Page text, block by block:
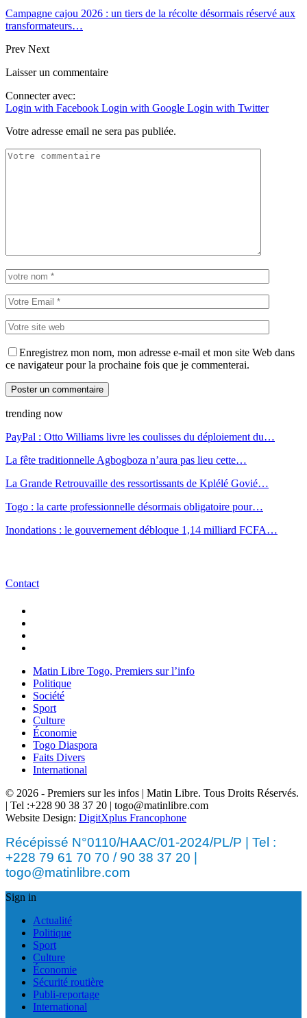
Campagne cajou 2026 : un tiers de la récolte désormais réservé aux
transformateurs…
Prev Next
Laisser un commentaire
Connecter avec:
Login with Facebook Login with Google Login with Twitter
Votre adresse email ne sera pas publiée.
Enregistrez mon nom, mon adresse e-mail et mon site Web dans
ce navigateur pour la prochaine fois que je commenterai.
trending now
PayPal : Otto Williams livre les coulisses du déploiement du…
La fête traditionnelle Agbogboza n’aura pas lieu cette…
La Grande Retrouvaille des ressortissants de Kplélé Govié…
Togo : la carte professionnelle désormais obligatoire pour…
Inondations : le gouvernement débloque 1,14 milliard FCFA…
Contact
Matin Libre Togo, Premiers sur l’info
Politique
Société
Sport
Culture
Économie
Togo Diaspora
Faits Divers
International
© 2026 - Premiers sur les infos | Matin Libre. Tous Droits Réservés.
| Tel :+228 90 38 37 20 | togo@matinlibre.com
Website Design: DigitXplus Francophone
Récépissé N°0110/HAAC/01-2024/PL/P | Tel :
+228 79 61 70 70 / 90 38 37 20 |
togo@matinlibre.com
Sign in
Actualité
Politique
Sport
Culture
Économie
Sécurité routière
Publi-reportage
International